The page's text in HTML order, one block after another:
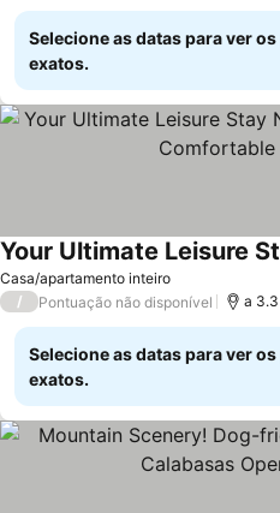
Selecione as datas para ver
exatos.
Casa/apartamento inteiro
Ver preços
/ Pontuação não disponível a
Selecione as datas para ver
exatos.